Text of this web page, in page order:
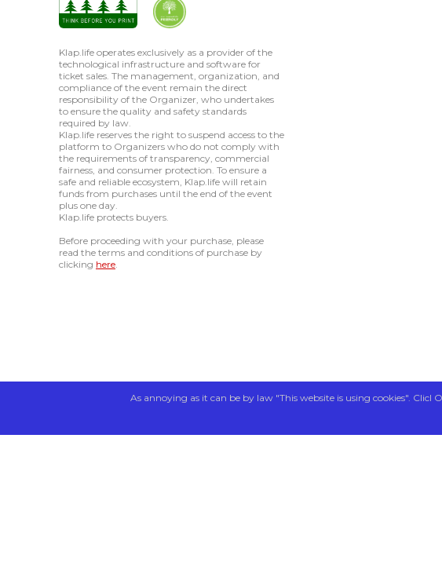
Klap.life operates exclusively as a provider of the
technological infrastructure and software for
ticket sales. The management, organization, and
compliance of the event remain the direct
responsibility of the Organizer, who undertakes
to ensure the quality and safety standards
required by law.
Klap.life reserves the right to suspend access to the
platform to Organizers who do not comply with
the requirements of transparency, commercial
fairness, and consumer protection. To ensure a
safe and reliable ecosystem, Klap.life will retain
funds from purchases until the end of the event
plus one day.
Klap.life protects buyers.
Before proceeding with your purchase, please
read the terms and conditions of purchase by
clicking here.
As annoying as it can be by law "This website is using cookies". Clicl